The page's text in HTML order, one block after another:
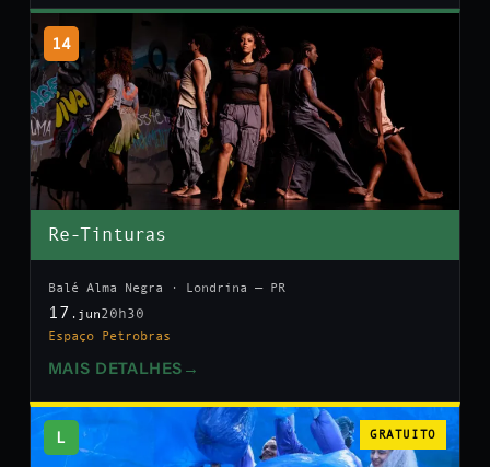
14
Re-Tinturas
Balé Alma Negra · Londrina — PR
17 .jun20h30
Espaço Petrobras
MAIS DETALHES →
L GRATUITO